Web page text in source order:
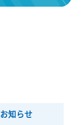
お知らせ